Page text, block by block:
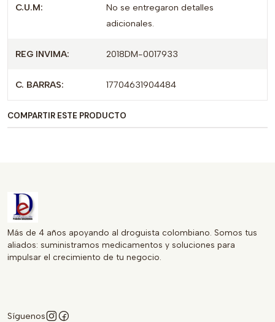
C.U.M:
No se entregaron detalles
adicionales.
REG INVIMA: 2018DM-0017933
C. BARRAS: 17704631904484
COMPARTIR ESTE PRODUCTO
Más de 4 años apoyando al droguista colombiano. Somos tus
aliados: suministramos medicamentos y soluciones para
impulsar el crecimiento de tu negocio.
Síguenos